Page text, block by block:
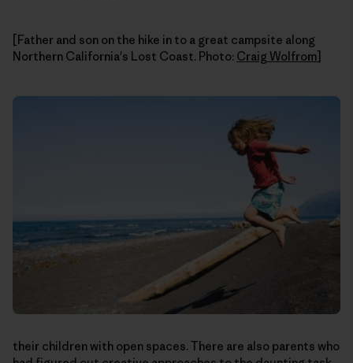
[Father and son on the hike in to a great campsite along
Northern California's Lost Coast. Photo: Craig Wolfrom]
their children with open spaces. There are also parents who